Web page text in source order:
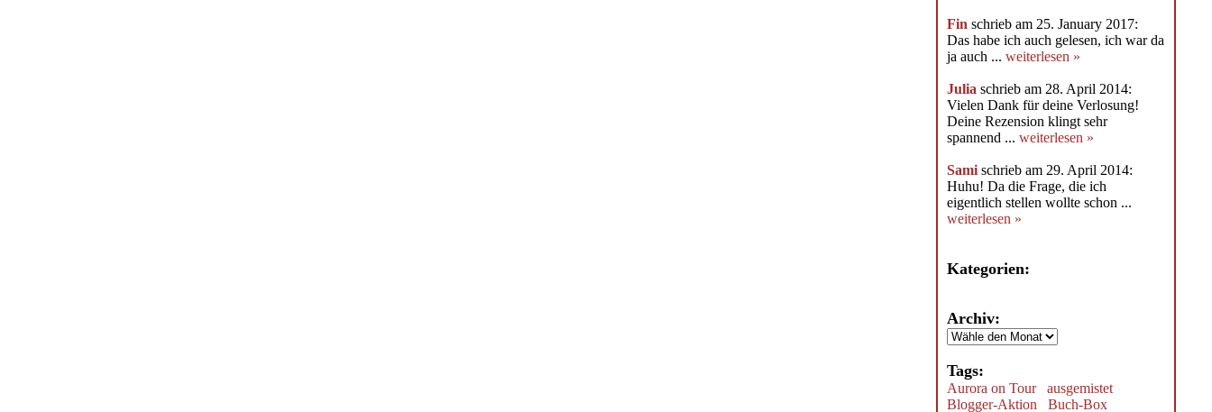
Finschrieb am 25. January 2017:
Das habe ich auch gelesen, ich war da
ja auch ...weiterlesen »
Julia schrieb am 28. April 2014:
Vielen Dank für deine Verlosung!
Deine Rezension klingt sehr
spannend ...weiterlesen »
Sami schrieb am 29. April 2014:
Huhu! Da die Frage, die ich
eigentlich stellen wollte schon ...
weiterlesen »
Kategorien:
Archiv:
Tags:
Aurora on Tour
ausgemistet
Blogger-Aktion
Buch-Box